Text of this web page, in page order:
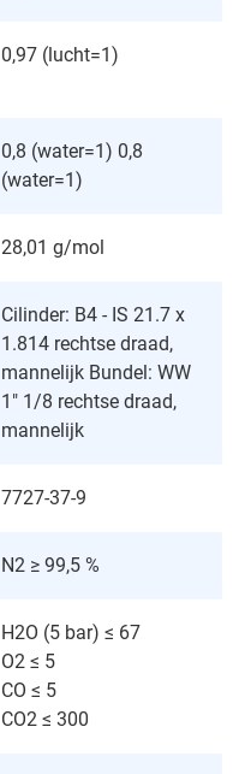
0,97 (lucht=1)
0,8 (water=1) 0,8
(water=1)
28,01 g/mol
Cilinder: B4 - IS 21.7 x
1.814 rechtse draad,
mannelijk Bundel: WW
1" 1/8 rechtse draad,
mannelijk
7727-37-9
N2 ≥ 99,5 %
H2O (5 bar) ≤ 67
O2 ≤ 5
CO ≤ 5
CO2 ≤ 300